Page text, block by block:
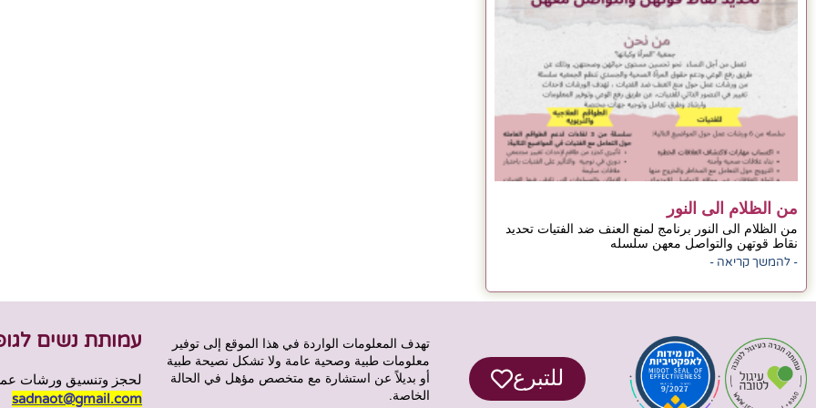
من الظلام الى النور
من الظلام الى النور برنامج لمنع العنف ضد الفتيات تحديد
نقاط قوتهن والتواصل معهن سلسله
- להמשך קריאה -
للتبرع
تهدف المعلومات الواردة في هذا الموقع إلى توفير
معلومات طبية وصحية عامة ولا تشكل نصيحة طبية
أو بديلاً عن استشارة مع متخصص مؤهل في الحالة
الخاصة.
עמותת נשים
لحجز وتنسيق ورشات
sadnaot@gmail.com